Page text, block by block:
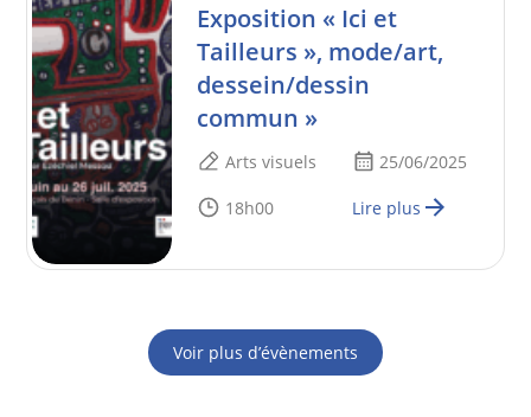
Exposition « Ici et
Tailleurs », mode/art,
dessein/dessin
commun »
Arts visuels 25/06/2025
18h00 Lire plus
Voir plus d’évènements